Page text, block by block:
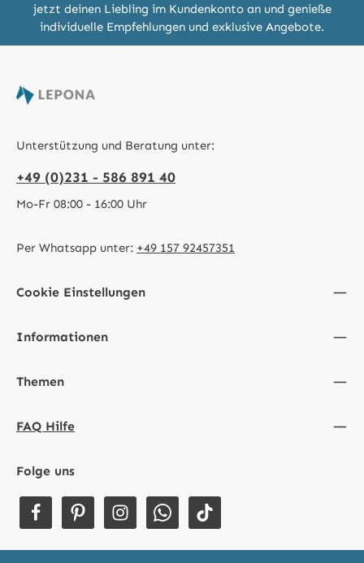
jetzt deinen Liebling im Kundenkonto an und genieße
individuelle Empfehlungen und exklusive Angebote.
Unterstützung und Beratung unter:
+49 (0)231 - 586 891 40
Mo-Fr 08:00 - 16:00 Uhr
Per Whatsapp unter: +49 157 92457351
Cookie Einstellungen
Informationen
Themen
FAQ Hilfe
Folge uns